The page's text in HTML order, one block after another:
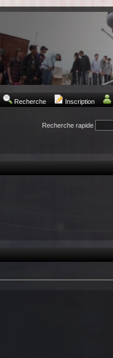
Recherche Inscription
Recherche rapide